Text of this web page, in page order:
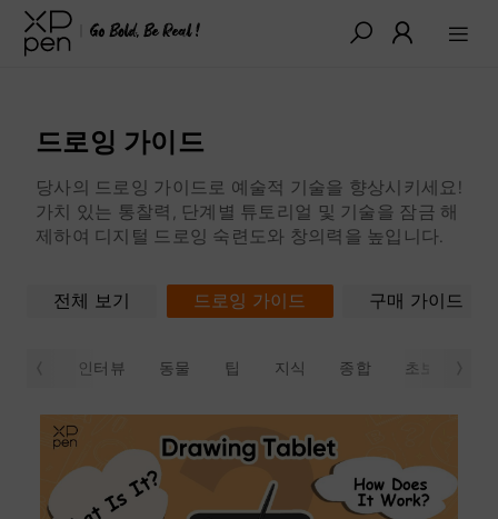
드로잉 가이드
당사의 드로잉 가이드로 예술적 기술을 향상시키세요!
가치 있는 통찰력, 단계별 튜토리얼 및 기술을 잠금 해
제하여 디지털 드로잉 숙련도와 창의력을 높입니다.
전체 보기 드로잉 가이드 구매 가이드
인터뷰 동물 팁 지식 종합 초보자